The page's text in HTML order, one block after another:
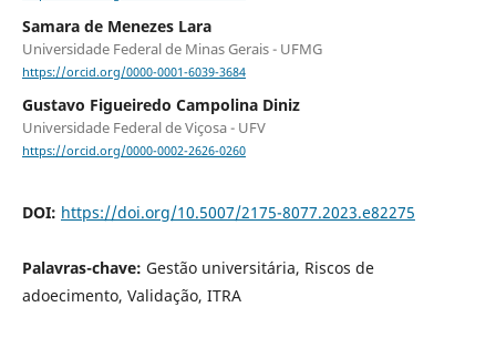
Samara de Menezes Lara
Universidade Federal de Minas Gerais - UFMG
https://orcid.org/0000-0001-6039-3684
Gustavo Figueiredo Campolina Diniz
Universidade Federal de Viçosa - UFV
https://orcid.org/0000-0002-2626-0260
DOI: https://doi.org/10.5007/2175-8077.2023.e82275
Palavras-chave: Gestão universitária, Riscos de
adoecimento, Validação, ITRA